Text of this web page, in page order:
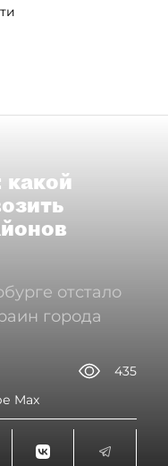
отстало
города
435
Max